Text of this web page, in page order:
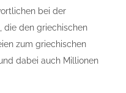
bei der
die den griechischen
zum griechischen
dabei auch Millionen